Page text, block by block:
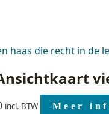
incl. BTW Meer